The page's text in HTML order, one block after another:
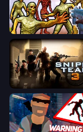
Sniper Team 3